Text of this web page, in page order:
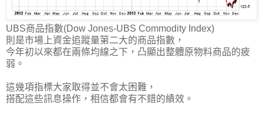
UBS商品指數(Dow Jones-UBS Commodity Index)
則是市場上資金追蹤量第二大的商品指數，
今年初以來都在兩條均線之下，凸顯出整體原物料商品的疲
弱。
這幾項指標大家取得並不會太困難，
搭配這些訊息操作，相信都會有不錯的績效。